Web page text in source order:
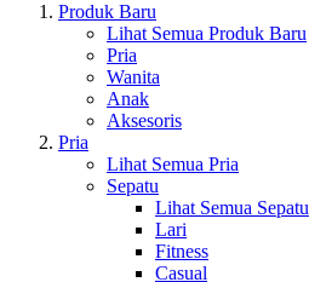
Produk Baru
Lihat Semua Produk Baru
Pria
Wanita
Anak
Aksesoris
Pria
Lihat Semua Pria
Sepatu
Lihat Semua Sepatu
Lari
Fitness
Casual